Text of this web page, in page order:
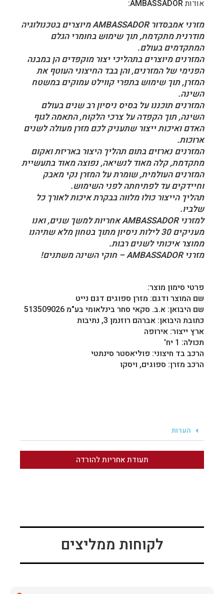
אודותAMBASSADOR
:
מזרני אמבסדורAMBASSADORמיוצרים בטכנולוגיה
מודרנית מתקדמת, תוך שימוש בחומרי הגלם
המתקדמים בעולם.
המזרנים מיוצרים בתהליכי יצור מוקפדים הן במבנה
הפנימי של המזרנים, והן בבד החיצוני העוטף את
המזרן, תוך שימוש בתפרי קווילט עמוקים במשטח
השינה.
המזרנים תוכננו על בסיס ניסיון רב שנים בעולם
השינה, תוך הקפדה על צרכי הלקוח, התאמה לגוף
האדם ואיכות ייצור שתעניק לכם מזרן מעולה לשנים
ארוכות.
המזרנים נארזים בתום תהליך היצור באריזת ואקום
מתקדמת, קלה מאוד לנשיאה, נפוצה מאוד בתעשיית
המזרנים העולמית, שומרת על המזרן נקי מאבק
וחיידקים עד לפתיחתה לפני השימוש.
תהליך הייצור כולו מלווה בבקרת איכות לאורך כל
שלביו.
למזרניAMBASSADORאחריות למשך שנים, ואנו
מעניקים 30 לילות ניסיון מתוך בטחון מלא שתיהנו
ממוצר איכותי לשנים רבות.
מזרניAMBASSADOR– חוקי השינה משתנים!
פרטי סימון מוצר:
שם המוצר ודגם: מזרן ספוגים דגם נייט
שם היבואן: א.ב. סקאי סחר בינלאומי בע"מ 513509026
כתובת היבואן: אברהם רוזנמן 3, נתיבות
ארץ ייצור: אירופה
תכולה: 1 יח'
הרכב בד חיצוני: פוליאסטר סינתטי
הרכב מזרן: ספוגים, ויסקו
הערות
תעודת אחריות להורדה
לקוחות ממליצים